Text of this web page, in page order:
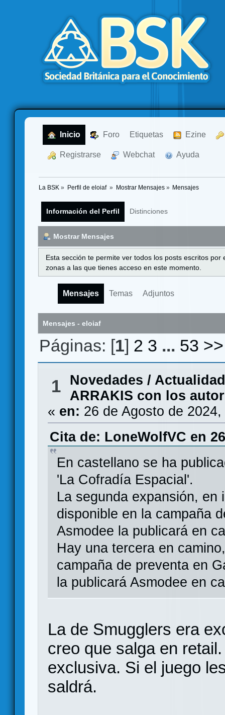
Inicio Foro Etiquetas Ezine
Registrarse Webchat Ayuda
La BSK » Perfil de eloiaf » Mostrar Mensajes» Mensajes
Información del Perfil Distinciones
Mostrar Mensajes
Esta sección te permite ver todos los posts escritos
zonas a las que tienes acceso en este momento.
Mensajes Temas Adjuntos
Mensajes - eloiaf
Páginas: [1] 2 3 ... 53 >>
1
Novedades / Actualidad
ARRAKIS con los
« en: 26 de Agosto de
Cita de: LoneWolfVC en
En castellano se ha
'La Cofradía Espacial'.
La segunda expansión, en
disponible en la campaña
Asmodee la publicará en
Hay una tercera en
campaña de preventa en
la publicará Asmodee en
La de Smugglers era
creo que salga en
exclusiva. Si el juego
saldrá.